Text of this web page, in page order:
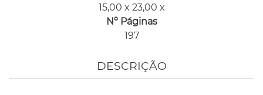
15,00 x 23,00 x
Nº Páginas
197
DESCRIÇÃO